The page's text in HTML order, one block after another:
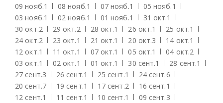
09 нояб.1 08 нояб.1 07 нояб.1 05 нояб.1
03 нояб.1 02 нояб.1 01 нояб.1 31 окт.1
30 окт.2 29 окт.2 28 окт.1 26 окт.1 25 окт.1
24 окт.2 23 окт.1 21 окт.1 20 окт.3 14 окт.1
12 окт.1 11 окт.1 07 окт.1 05 окт.1 04 окт.2
03 окт.1 02 окт.1 01 окт.1 30 сент.1 28 сент.1
27 сент.3 26 сент.1 25 сент.1 24 сент.6
20 сент.7 19 сент.1 17 сент.2 16 сент.1
12 сент.1 11 сент.1 10 сент.1 09 сент.3